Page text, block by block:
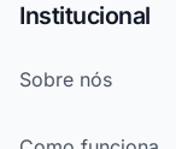
Institucional
Sobre nós